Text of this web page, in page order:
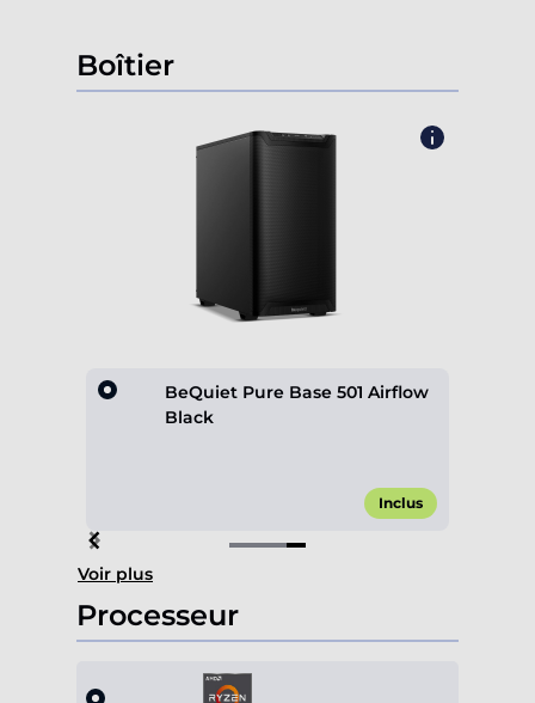
Boîtier
BeQuiet Pure Base 501 Airflow
Black
Inclus
Item
4
of
4
Voir plus
Processeur